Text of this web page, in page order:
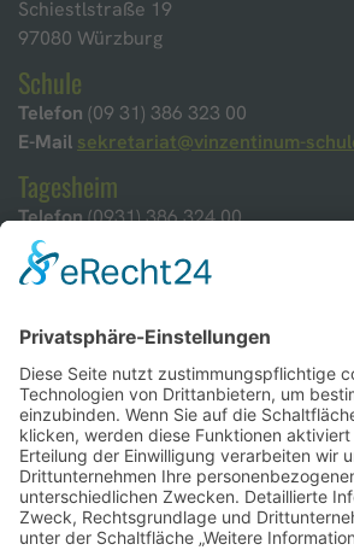
Schiestlstraße 19
97080 Würzburg
Schule
Telefon (09 31) 386 323 00
E-Mail sekretariat@vinzentinum-
Tagesheim
Telefon(0931) 386 324 00
E-Mail
Öffnungszeiten
Ferienöffnungs- und Schließzeiten
Kontakt
Startseite Vinzentinum